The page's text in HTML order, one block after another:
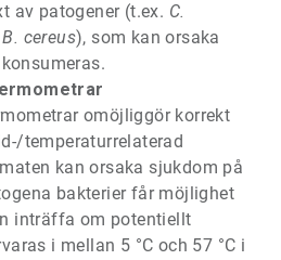
av patogener (t.ex. C.
cereus), som kan orsaka
omöjliggör korrekt
temperaturrelaterad
kan orsaka sjukdom på
bakterier får möjlighet
inträffa om potentiellt
i mellan 5 °C och 57 °C i